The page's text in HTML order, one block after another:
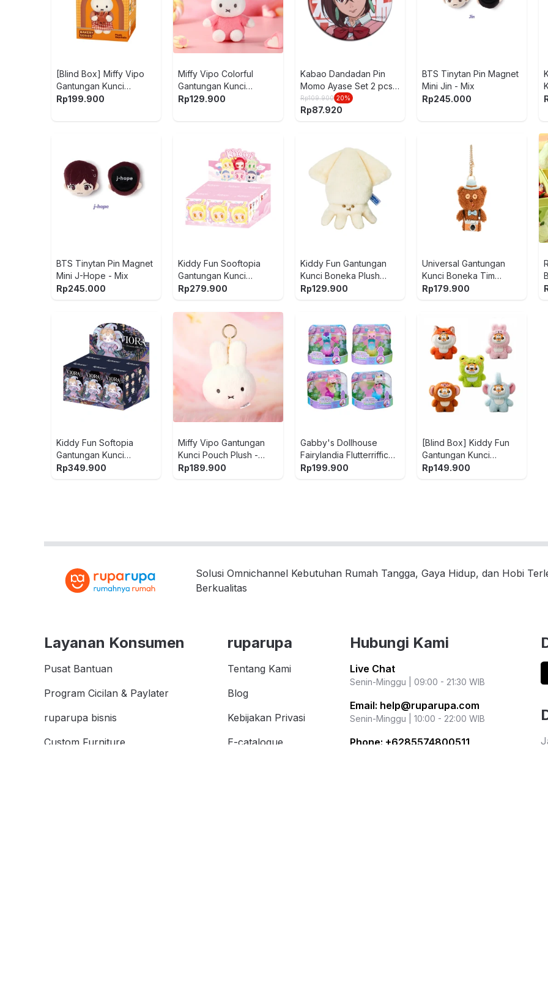
[Blind Box] Miffy Vipo
Gantungan Kunci
Boneka Plush Bakery
Rp199.900
Miffy Vipo Colorful
Gantungan Kunci
Boneka Plush - Pink
Rp129.900
Kabao Dandadan Pin
Momo Ayase Set 2 pcs -
Mix
Rp109.900 20%
Rp87.920
BTS Tinytan Pin Magnet
Mini Jin - Mix
Rp245.000
BTS Tinytan Pin Magnet
Mini J-Hope - Mix
Rp245.000
Kiddy Fun Sooftopia
Gantungan Kunci
Boneka Kiyomi Soulful
Rp279.900
Kiddy Fun Gantungan
Kunci Boneka Plush
Squid - Putih
Rp129.900
Universal Gantungan
Kunci Boneka Tim
Dengan Kamera -
Rp179.900
Kiddy Fun Softopia
Gantungan Kunci
Boneka Viora Floraison
Rp349.900
Miffy Vipo Gantungan
Kunci Pouch Plush -
Putih
Rp189.900
Gabby's Dollhouse
Fairylandia Flutterriffic
Fairy Ring Random
Rp199.900
[Blind Box] Kiddy Fun
Gantungan Kunci
Boneka Plush Fat Tiger
Rp149.900
Solusi Omnichannel Kebutuhan Rumah Tangga, Gaya Hidup, dan Hobi
Berkualitas
Layanan Konsumen
Pusat Bantuan
Program Cicilan & Paylater
ruparupa bisnis
Custom Furniture
ruparupa
Tentang Kami
Blog
Kebijakan Privasi
E-catalogue
Hubungi Kami
Live Chat
Senin-Minggu | 09:00 - 21:30 WIB
Email: help@ruparupa.com
Senin-Minggu | 10:00 - 22:00 WIB
Phone: +6285574800511